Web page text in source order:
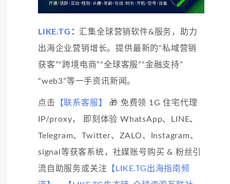
LIKE.TG ： 汇集全球营销软件&服务，助力
出海企业营销增长。提供最新的“私域营销
获客”“跨境电商”“全球客服”“金融支持”
“web3”等一手资讯新闻。
点击 【联系客服】
🎁 免费领 1G 住宅代理
IP/proxy， 即刻体验 WhatsApp、LINE、
Telegram、Twitter、ZALO、Instagram、
signal等获客系统，社媒账号购买 & 粉丝引
流自助服务或关注 【LIKE.TG出海指南频